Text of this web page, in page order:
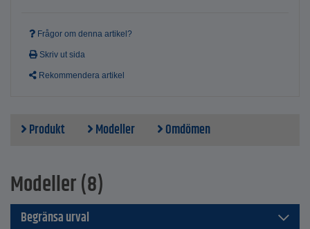
Frågor om denna artikel?
Skriv ut sida
Rekommendera artikel
Produkt Modeller Omdömen
Modeller (8)
Begränsa urval